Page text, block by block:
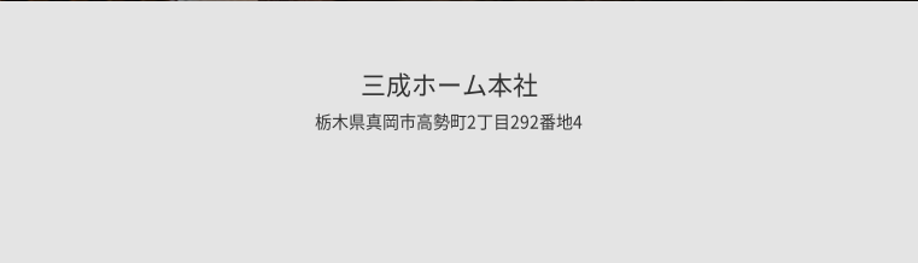
三成ホーム本社
栃木県真岡市高勢町2丁目292番地4